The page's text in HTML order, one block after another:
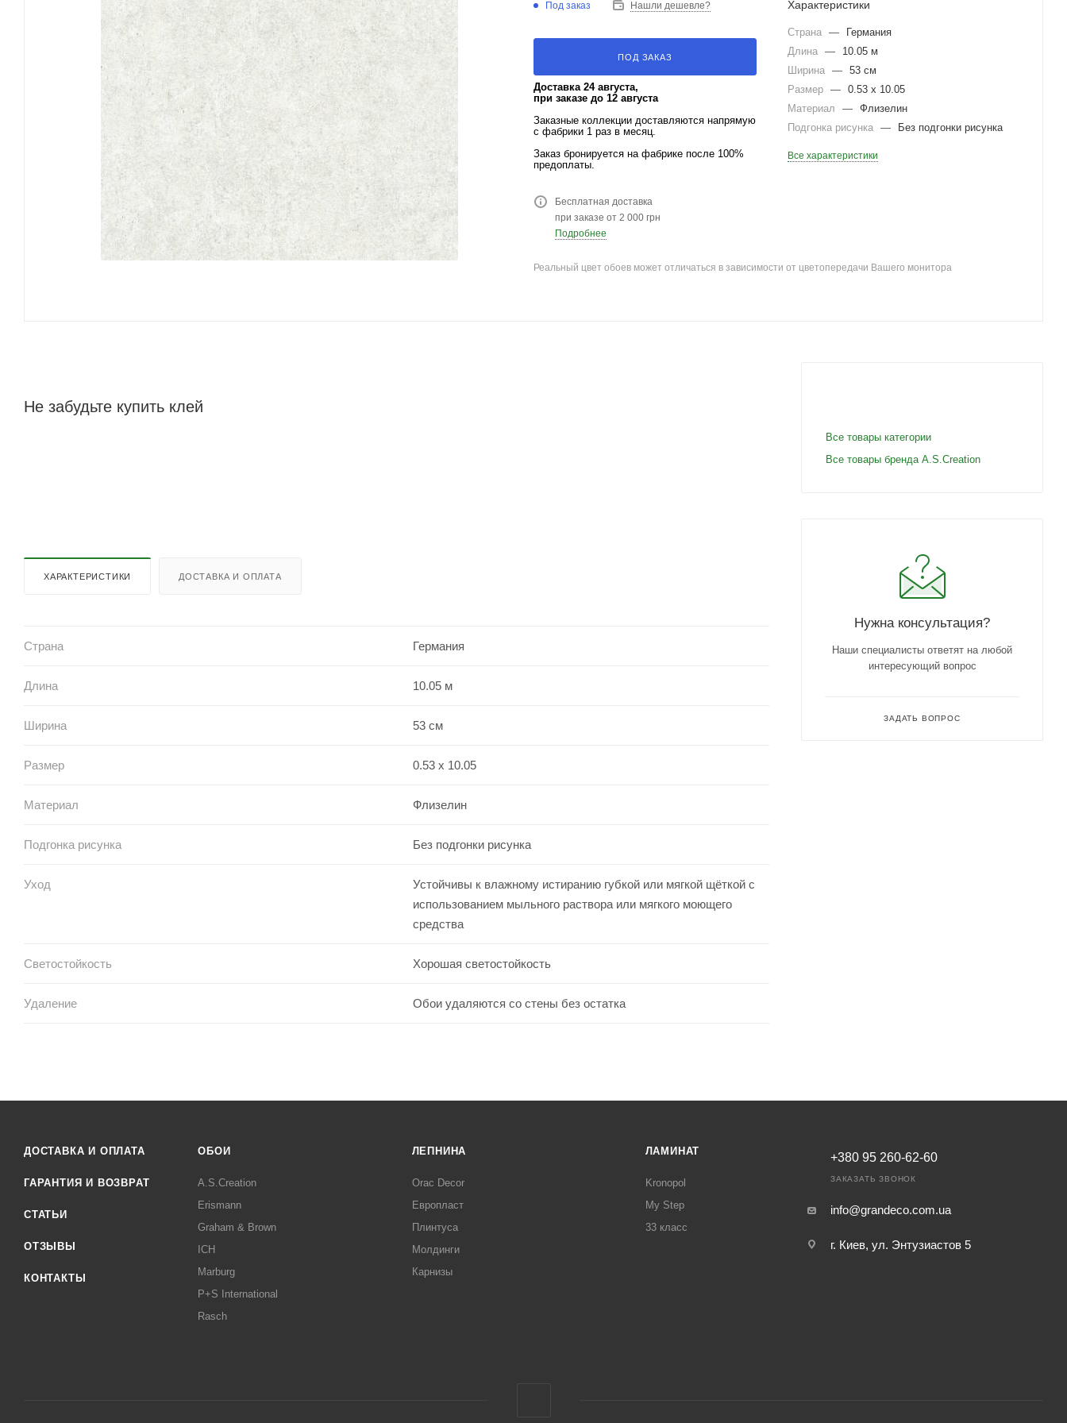
Под заказ Нашли дешевле?
ПОД ЗАКАЗ
Доставка 24 августа,
при заказе до 12 августа
Заказные коллекции доставляются напрямую
с фабрики 1 раз в месяц.
Заказ бронируется на фабрике после 100%
предоплаты.
Бесплатная доставка
при заказе от 2 000 грн
Подробнее
Характеристики
Страна —
Германия
Длина —
10.05 м
Ширина — 53 см
Размер — 0.53 x 10.05
Материал
— Флизелин
Подгонка рисунка — Без подгонки рисунка
Все характеристики
Реальный цвет обоев может отличаться в зависимости от цветопередачи Вашего монитора
Не забудьте купить клей
ХАРАКТЕРИСТИКИ ДОСТАВКА И ОПЛАТА
Страна Германия
Длина 10.05 м
Ширина 53 см
Размер 0.53 x 10.05
Материал Флизелин
Подгонка рисунка Без подгонки рисунка
Уход
Устойчивы к влажному истиранию губкой или мягкой щёткой с
использованием мыльного раствора или мягкого моющего
средства
Светостойкость Хорошая светостойкость
Удаление Обои удаляются со стены без остатка
Все товары категории
Все товары бренда A.S.Creation
Нужна консультация?
Наши специалисты ответят на любой
интересующий вопрос
ЗАДАТЬ ВОПРОС
ДОСТАВКА И ОПЛАТА
ГАРАНТИЯ И ВОЗВРАТ
СТАТЬИ
ОТЗЫВЫ
КОНТАКТЫ
ОБОИ
A.S.Creation
Erismann
Graham & Brown
ICH
Marburg
P+S International
Rasch
ЛЕПНИНА
Orac Decor
Европласт
Плинтуса
Молдинги
Карнизы
ЛАМИНАТ
Kronopol
My Step
33 класс
+380 95 260-62-60
ЗАКАЗАТЬ ЗВОНОК
info@grandeco.com.ua
г. Киев, ул. Энтузиастов 5